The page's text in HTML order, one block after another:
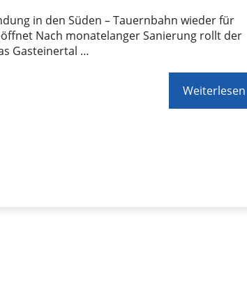
in den Süden – Tauernbahn wieder für
Nach monatelanger Sanierung rollt der
Gasteinertal …
Weiterlesen